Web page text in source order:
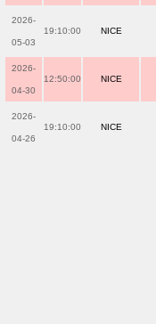
2026-
05-03
19:10:00 NICE
2026-
04-30
12:50:00 NICE
2026-
04-26
19:10:00 NICE